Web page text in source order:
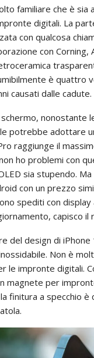
familiare che è sia
digitali. La
con qualcosa
con Corning,
è quattro
causati dalle cadute.
nonostante
potrebbe adottare
raggiunge il
ho problemi con
sia stupendo. Ma
con un prezzo
spediti con display
capisco il
del design di iPhone
Non è
le impronte digitali.
magnete per
finitura a specchio è